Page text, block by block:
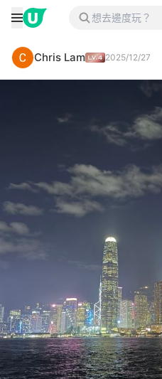
Chris Lam 2025/12/27